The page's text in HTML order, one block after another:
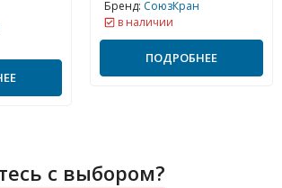
Бренд: СоюзКран
в наличии
ПОДРОБНЕЕ
с выбором?